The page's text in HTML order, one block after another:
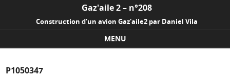
Gaz'aile 2 – n°208
Construction d'un avion Gaz'aile2 par Daniel Vila
MENU
P1050347